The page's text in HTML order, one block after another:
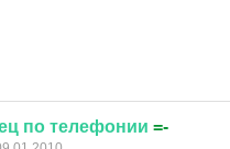
по телефонии =-